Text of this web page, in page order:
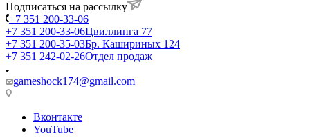
Подписаться на рассылку
+7 351 200-33-06
+7 351 200-33-06Цвиллинга 77
+7 351 200-35-03Бр. Кашириных 124
+7 351 242-02-26Отдел продаж
gameshock174@gmail.com
Вконтакте
YouTube